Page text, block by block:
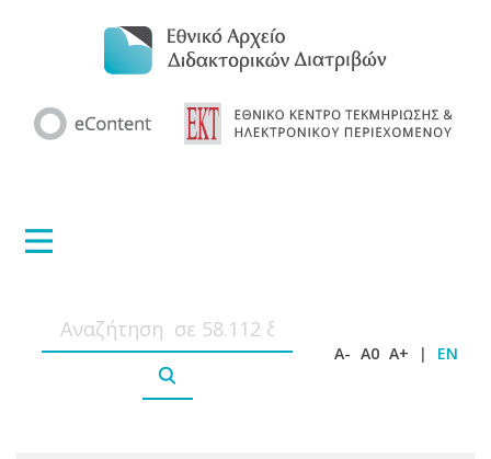
A- A0 A+ | EN